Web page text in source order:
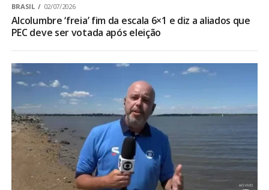
BRASIL 02/07/2026
Alcolumbre ‘freia’ fim da escala 6×1 e diz a aliados que
PEC deve ser votada após eleição